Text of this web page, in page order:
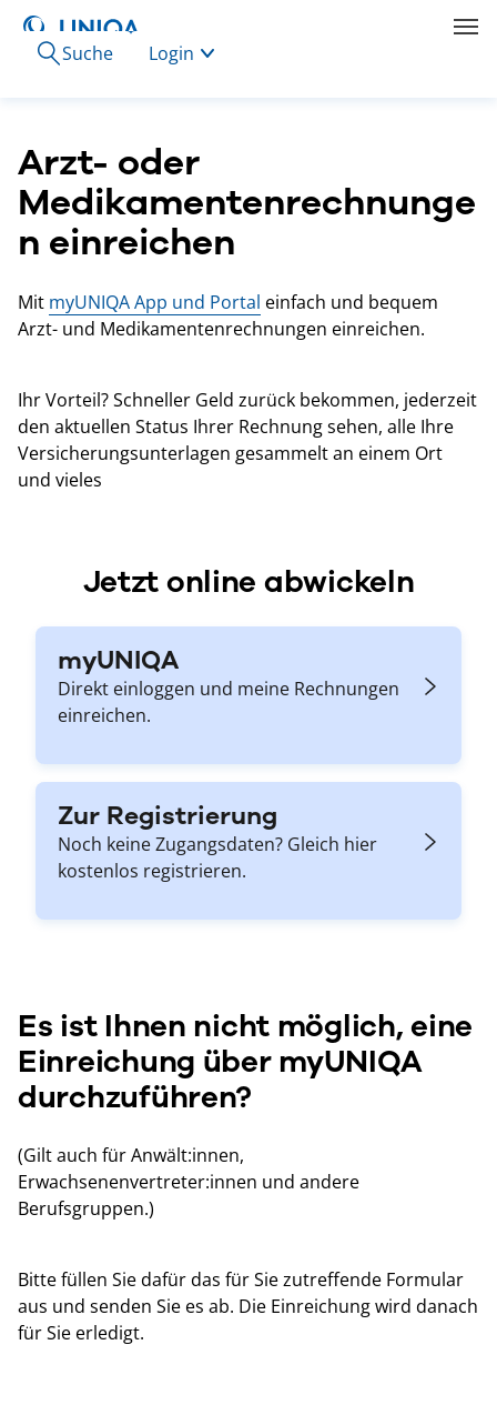
Suche Login
Arzt- oder
Medikamentenrechnunge
n einreichen
Mit myUNIQA App und Portal einfach und bequem
Arzt- und Medikamentenrechnungen einreichen.
Ihr Vorteil? Schneller Geld zurück bekommen, jederzeit
den aktuellen Status Ihrer Rechnung sehen, alle Ihre
Versicherungsunterlagen gesammelt an einem Ort
und vieles
Jetzt online abwickeln
myUNIQA
Direkt einloggen und meine Rechnungen
einreichen.
Zur Registrierung
Noch keine Zugangsdaten? Gleich hier
kostenlos registrieren.
Es ist Ihnen nicht möglich, eine
Einreichung über myUNIQA
durchzuführen?
(Gilt auch für Anwält:innen,
Erwachsenenvertreter:innen und andere
Berufsgruppen.)
Bitte füllen Sie dafür das für Sie zutreffende Formular
aus und senden Sie es ab. Die Einreichung wird danach
für Sie erledigt.